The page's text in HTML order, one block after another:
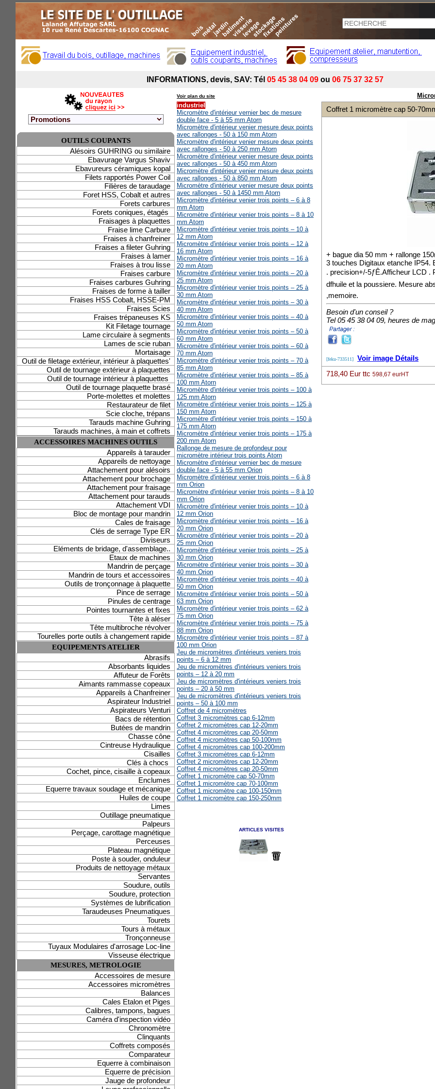
OUTILS COUPANTS
Alésoirs GUHRING ou similaire
Ebavurage Vargus Shaviv
Ebavureurs céramiques kopal
Filets rapportés Power Coil
Filières de taraudage
Foret HSS, Cobalt et autres
Forets carbures
Forets coniques, étagés
Fraisages à plaquettes
Fraise lime Carbure
Fraises à chanfreiner
Fraises a fileter Guhring
Fraises à lamer
Fraises à trou lisse
Fraises carbure
Fraises carbures Guhring
Fraises de forme à tailler
Fraises HSS Cobalt, HSSE-PM
Fraises Scies
Fraises trépaneuses KS
Kit Filetage tournage
Lame circulaire à segments
Lames de scie ruban
Mortaisage
Outil de filetage extérieur, intérieur à plaquettes'
Outil de tournage extérieur à plaquettes
Outil de tournage intérieur à plaquettes
Outil de tournage plaquette brasé
Porte-molettes et molettes
Restaurateur de filet
Scie cloche, trépans
Tarauds machine Guhring
Tarauds machines, à main et coffrets
ACCESSOIRES MACHINES OUTILS
Appareils à tarauder
Appareils de nettoyage
Attachement pour alésoirs
Attachement pour brochage
Attachement pour fraisage
Attachement pour tarauds
Attachement VDI
Bloc de montage pour mandrin
Cales de fraisage
Clés de serrage Type ER
Diviseurs
Eléments de bridage, d'assemblage..
Etaux de machines
Mandrin de perçage
Mandrin de tours et accessoires
Outils de tronçonnage à plaquette
Pince de serrage
Pinules de centrage
Pointes tournantes et fixes
Tête à aléser
Tête multibroche révolver
Tourelles porte outils à changement rapide
EQUIPEMENTS ATELIER
Abrasifs
Absorbants liquides
Affuteur de Forêts
Aimants rammasse copeaux
Appareils à Chanfreiner
Aspirateur Industriel
Aspirateurs Venturi
Bacs de rétention
Butées de mandrin
Chasse cône
Cintreuse Hydraulique
Cisailles
Clés à chocs
Cochet, pince, cisaille à copeaux
Enclumes
Equerre travaux soudage et mécanique
Huiles de coupe
Limes
Outillage pneumatique
Palpeurs
Perçage, carottage magnétique
Perceuses
Plateau magnétique
Poste à souder, onduleur
Produits de nettoyage métaux
Servantes
Soudure, outils
Soudure, protection
Systèmes de lubrification
Taraudeuses Pneumatiques
Tourets
Tours à métaux
Tronçonneuse
Tuyaux Modulaires d'arrosage Loc-line
Visseuse électrique
MESURES, METROLOGIE
Accessoires de mesure
Accessoires micromètres
Balances
Cales Etalon et Piges
Calibres, tampons, bagues
Caméra d'inspection vidéo
Chronomètre
Clinquants
Coffrets composés
Comparateur
Equerre à combinaison
Equerre de précision
Jauge de profondeur
Voir plan du site
industriel
Micromètre d'intérieur vernier bec de mesure
double face - 5 à 55 mm Atorn
Micromètre d'intérieur venier mesure deux points
avec rallonges - 50 à 150 mm Atorn
Micromètre d'intérieur venier mesure deux points
avec rallonges - 50 à 250 mm Atorn
Micromètre d'intérieur venier mesure deux points
avec rallonges - 50 à 450 mm Atorn
Micromètre d'intérieur venier mesure deux points
avec rallonges - 50 à 850 mm Atorn
Micromètre d'intérieur venier mesure deux points
avec rallonges - 50 à 1450 mm Atorn
Micromètre d'intérieur venier trois points – 6 à 8
mm Atorn
Micromètre d'intérieur venier trois points – 8 à 10
mm Atorn
Micromètre d'intérieur venier trois points – 10 à
12 mm Atorn
Micromètre d'intérieur venier trois points – 12 à
16 mm Atorn
Micromètre d'intérieur venier trois points – 16 à
20 mm Atorn
Micromètre d'intérieur venier trois points – 20 à
25 mm Atorn
Micromètre d'intérieur venier trois points – 25 à
30 mm Atorn
Micromètre d'intérieur venier trois points – 30 à
40 mm Atorn
Micromètre d'intérieur venier trois points – 40 à
50 mm Atorn
Micromètre d'intérieur venier trois points – 50 à
60 mm Atorn
Micromètre d'intérieur venier trois points – 60 à
70 mm Atorn
Micromètre d'intérieur venier trois points – 70 à
85 mm Atorn
Micromètre d'intérieur venier trois points – 85 à
100 mm Atorn
Micromètre d'intérieur venier trois points – 100 à
125 mm Atorn
Micromètre d'intérieur venier trois points – 125 à
150 mm Atorn
Micromètre d'intérieur venier trois points – 150 à
175 mm Atorn
Micromètre d'intérieur venier trois points – 175 à
200 mm Atorn
Rallonge de mesure de profondeur pour
micromètre intérieur trois points Atorn
Micromètre d'intérieur vernier bec de mesure
double face - 5 à 55 mm Orion
Micromètre d'intérieur venier trois points – 6 à 8
mm Orion
Micromètre d'intérieur venier trois points – 8 à 10
mm Orion
Micromètre d'intérieur venier trois points – 10 à
12 mm Orion
Micromètre d'intérieur venier trois points – 16 à
20 mm Orion
Micromètre d'intérieur venier trois points – 20 à
25 mm Orion
Micromètre d'intérieur venier trois points – 25 à
30 mm Orion
Micromètre d'intérieur venier trois points – 30 à
40 mm Orion
Micromètre d'intérieur venier trois points – 40 à
50 mm Orion
Micromètre d'intérieur venier trois points – 50 à
63 mm Orion
Micromètre d'intérieur venier trois points – 62 à
75 mm Orion
Micromètre d'intérieur venier trois points – 75 à
88 mm Orion
Micromètre d'intérieur venier trois points – 87 à
100 mm Orion
Jeu de micromètres d'intérieurs veniers trois
points – 6 à 12 mm
Jeu de micromètres d'intérieurs veniers trois
points – 12 à 20 mm
Jeu de micromètres d'intérieurs veniers trois
points – 20 à 50 mm
Jeu de micromètres d'intérieurs veniers trois
points – 50 à 100 mm
Coffret de 4 micromètres
Coffret 3 micromètres cap 6-12mm
Coffret 2 micromètres cap 12-20mm
Coffret 4 micromètres cap 20-50mm
Coffret 4 micromètres cap 50-100mm
Coffret 4 micromètres cap 100-200mm
Coffret 3 micromètres cap 6-12mm
Coffret 2 micromètres cap 12-20mm
Coffret 4 micromètres cap 20-50mm
Coffret 1 micromètre cap 50-70mm
Coffret 1 micromètre cap 70-100mm
Coffret 1 micromètre cap 100-150mm
Coffret 1 micromètre cap 150-250mm
Coffret 1 micromètre cap 50-
+ bague dia 50 mm + rallonge
3 touches Digitaux etanche IP54.
. precision+/-5ƒÊ.Afficheur LCD .
dfhuile et la poussiere. Mesure
,memoire.
Besoin d'un conseil ?
Tel 05 45 38 04 09, heures de
[feku-733511]
Voir image Détails
718,40 Eur ttc 598,67 eurHT